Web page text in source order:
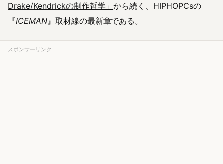
Drake/Kendrickの制作哲学」 から続く、HIPHOPCsの
『ICEMAN 』取材線の最新章である。
スポンサーリンク